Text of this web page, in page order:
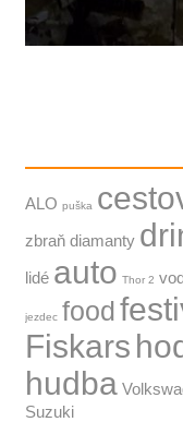
ALO puška
zbraň diamanty
lidé auto Thor 2
jezdec food
Fiskars
hudba
Suzuki